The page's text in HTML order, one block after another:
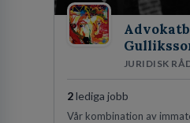
JURIDISK
2lediga jobb
Vår kombination av